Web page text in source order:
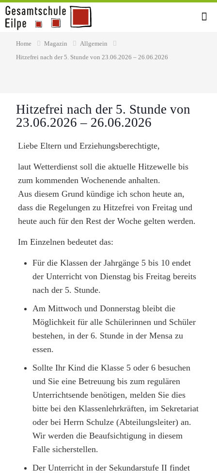
Home Magazin
Allgemein
Hitzefrei nach der 5. Stunde von 23.06.2026 – 26.06.2026
Hitzefrei nach der 5. Stunde von
23.06.2026 – 26.06.2026
Liebe Eltern und Erziehungsberechtigte,
laut Wetterdienst soll die aktuelle Hitzewelle bis
zum kommenden Wochenende anhalten.
Aus diesem Grund kündige ich schon heute an,
dass die Regelungen zu Hitzefrei von Freitag und
heute auch für den Rest der Woche gelten werden.
Im Einzelnen bedeutet das:
Für die Klassen der Jahrgänge 5 bis 10 endet
der Unterricht von Dienstag bis Freitag bereits
nach der 5. Stunde.
Am Mittwoch und Donnerstag bleibt die
Möglichkeit für alle Schülerinnen und Schüler
bestehen, in der 6. Stunde in der Mensa zu
essen.
Sollte Ihr Kind die Klasse 5 oder 6 besuchen
und Sie eine Betreuung bis zum regulären
Unterrichtsende benötigen, melden Sie dies
bitte bei den Klassenlehrkräften, im Sekretariat
oder bei Herrn Schulze (Abteilungsleiter) an.
Wir werden die Beaufsichtigung in diesem
Falle sicherstellen.
Der Unterricht in der Sekundarstufe II findet